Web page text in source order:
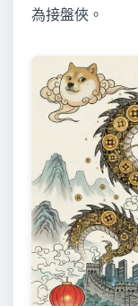
為接盤俠。